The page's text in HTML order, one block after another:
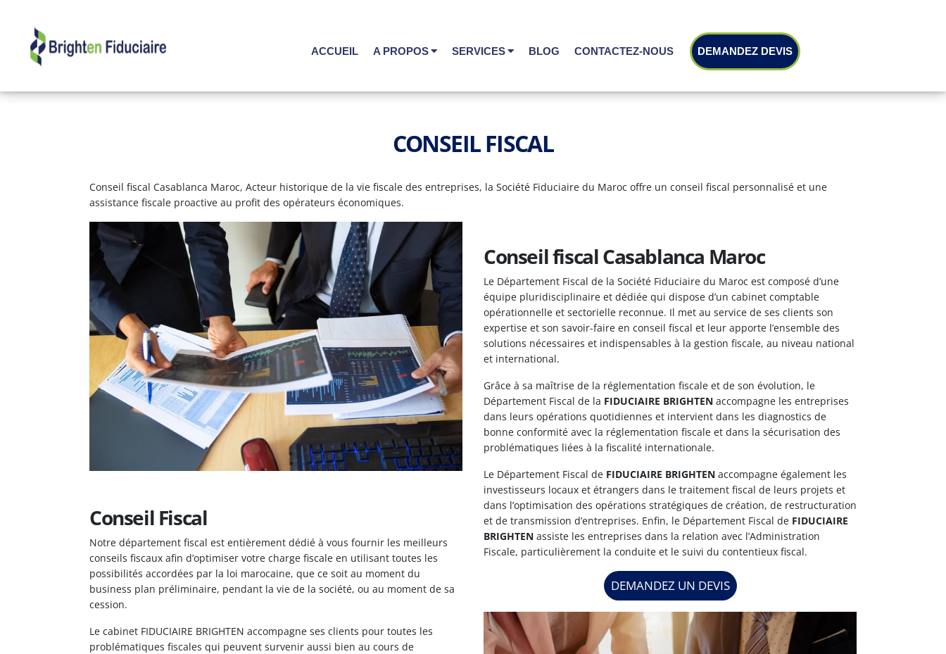
ACCUEIL A PROPOS
LAW FIRM IN CASABLANCA MOROCCO
SERVICES
CREATION D'ENTREPRISE
JURIDIQUES DES ENTREPRISES
LA GESTION DE LA PAIE
BLOG CONTACTEZ-NOUS DEMANDEZ DEVIS
CONSEIL FISCAL
Conseil fiscal Casablanca Maroc, Acteur historique de la vie fiscale des entreprises, la Société Fiduciaire du Maroc offre un conseil fiscal personnalisé et une
assistance fiscale proactive au profit des opérateurs économiques.
Conseil fiscal Casablanca Maroc
Le Département Fiscal de la Société Fiduciaire du Maroc est composé d’une
équipe pluridisciplinaire et dédiée qui dispose d’un cabinet comptable
opérationnelle et sectorielle reconnue. Il met au service de ses clients son
expertise et son savoir-faire en conseil fiscal et leur apporte l’ensemble des
solutions nécessaires et indispensables à la gestion fiscale, au niveau national
et international.
Grâce à sa maîtrise de la réglementation fiscale et de son évolution, le
Département Fiscal de la FIDUCIAIRE BRIGHTEN accompagne les entreprises
dans leurs opérations quotidiennes et intervient dans les diagnostics de
bonne conformité avec la réglementation fiscale et dans la sécurisation des
problématiques liées à la fiscalité internationale.
Le Département Fiscal de FIDUCIAIRE BRIGHTEN accompagne également les
investisseurs locaux et étrangers dans le traitement fiscal de leurs projets et
dans l’optimisation des opérations stratégiques de création, de restructuration
et de transmission d’entreprises. Enfin, le Département Fiscal de FIDUCIAIRE
BRIGHTEN assiste les entreprises dans la relation avec l’Administration
Fiscale, particulièrement la conduite et le suivi du contentieux fiscal.
DEMANDEZ UN DEVIS
Conseil Fiscal
Notre département fiscal est entièrement dédié à vous fournir les meilleurs
conseils fiscaux afin d’optimiser votre charge fiscale en utilisant toutes les
possibilités accordées par la loi marocaine, que ce soit au moment du
business plan préliminaire, pendant la vie de la société, ou au moment de sa
cession.
Le cabinet FIDUCIAIRE BRIGHTEN accompagne ses clients pour toutes les
problématiques fiscales qui peuvent survenir aussi bien au cours de